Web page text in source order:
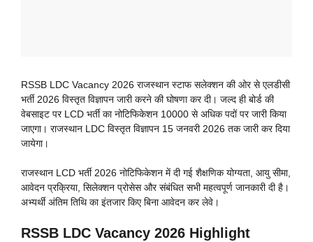
RSSB LDC Vacancy 2026 राजस्थान स्टाफ सलेक्शन की ओर से एलडीसी
भर्ती 2026 विस्तृत विज्ञापन जारी करने की घोषणा कर दी। जल्द ही बोर्ड की
वेबसाइट पर LCD भर्ती का नोटिफिकेशन 10000 से अधिक पदों पर जारी किया
जाएगा। राजस्थान LDC विस्तृत विज्ञापन 15 जनवरी 2026 तक जारी कर दिया
जायेगा।
राजस्थान LCD भर्ती 2026 नोटिफिकेशन में दी गई शैक्षणिक योग्यता, आयु सीमा,
आवेदन प्रक्रिया, सिलेक्शन प्रोसेस और संबंधित सभी महत्वपूर्ण जानकारी दी है।
अभ्यर्थी अंतिम तिथि का इंतजार किए बिना आवेदन कर लेवे।
RSSB LDC Vacancy 2026 Highlight